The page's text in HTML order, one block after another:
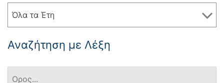
Όλα τα Έτη
Αναζήτηση με Λέξη